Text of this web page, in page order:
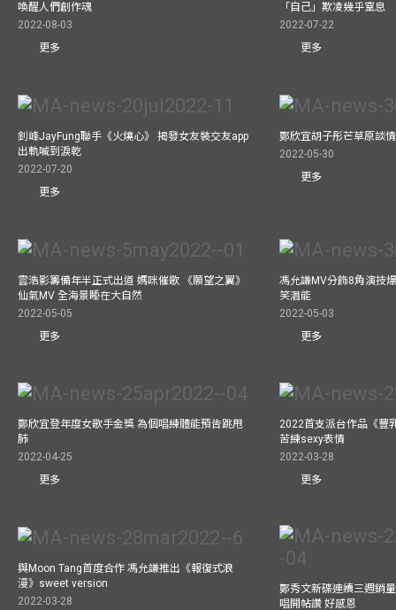
喚醒人們創作魂
2022-08-03
更多
「自己」欺凌幾乎窒息
2022-07-22
更多
釗峰JayFung聯手《火燒心》 揭發女友裝交友app
出軌喊到淚乾
2022-07-20
更多
鄭欣宜胡子彤芒草原談
2022-05-30
更多
雲浩影籌備年半正式出道 媽咪催歌 《願望之翼》
仙氣MV 全海景睡在大自然
2022-05-05
更多
馮允謙MV分飾8角演技
笑潛能
2022-05-03
更多
鄭欣宜登年度女歌手金獎 為個唱練體能預告跳甩
肺
2022-04-25
更多
2022首支派台作品《豐
苦練sexy表情
2022-03-28
更多
與Moon Tang首度合作 馮允謙推出《報復式浪
漫》sweet version
2022-03-28
鄭秀文新碟連續三週銷
唱開帖讚 好感恩